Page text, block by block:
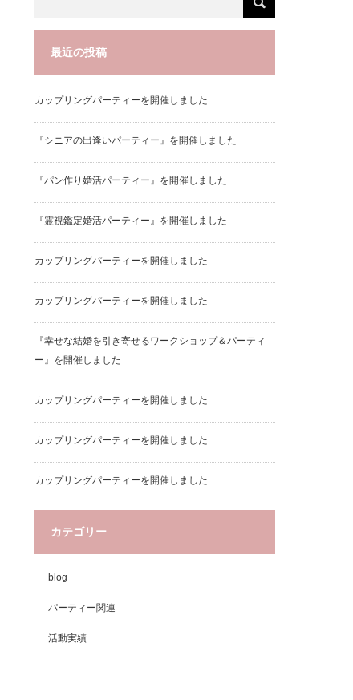
最近の投稿
カップリングパーティーを開催しました
『シニアの出逢いパーティー』を開催しました
『パン作り婚活パーティー』を開催しました
『霊視鑑定婚活パーティー』を開催しました
カップリングパーティーを開催しました
カップリングパーティーを開催しました
『幸せな結婚を引き寄せるワークショップ＆パーティ
ー』を開催しました
カップリングパーティーを開催しました
カップリングパーティーを開催しました
カップリングパーティーを開催しました
カテゴリー
blog
パーティー関連
活動実績